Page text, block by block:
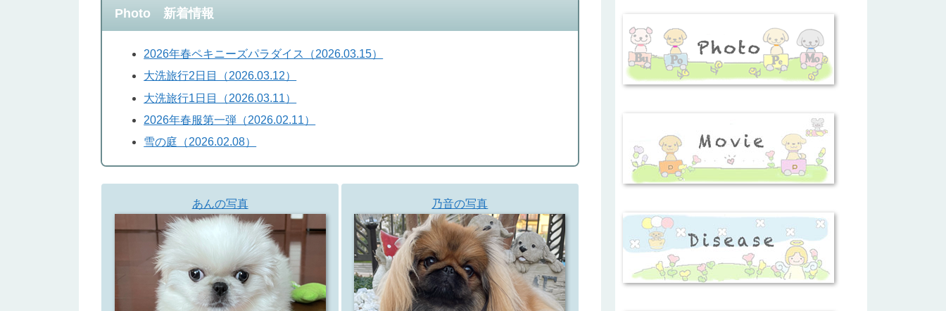
Photo 新着情報
2026年春ペキニーズパラダイス（2026.03.15）
大洗旅行2日目（2026.03.12）
大洗旅行1日目（2026.03.11）
2026年春服第一弾（2026.02.11）
雪の庭（2026.02.08）
あんの写真 乃音の写真